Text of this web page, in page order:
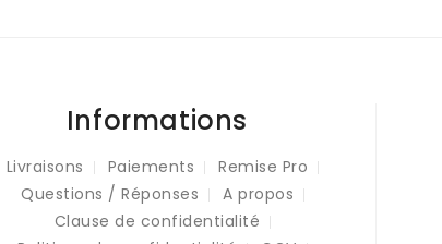
Informations
Livraisons Paiements
Remise Pro
Questions / Réponses
A propos
Clause de confidentialité